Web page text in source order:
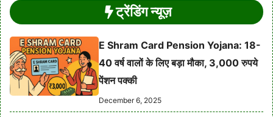
ट्रेंडिंग न्यूज़
E Shram Card Pension Yojana: 18-
40 वर्ष वालों के लिए बड़ा मौका, 3,000 रुपये
पेंशन पक्की
December 6, 2025